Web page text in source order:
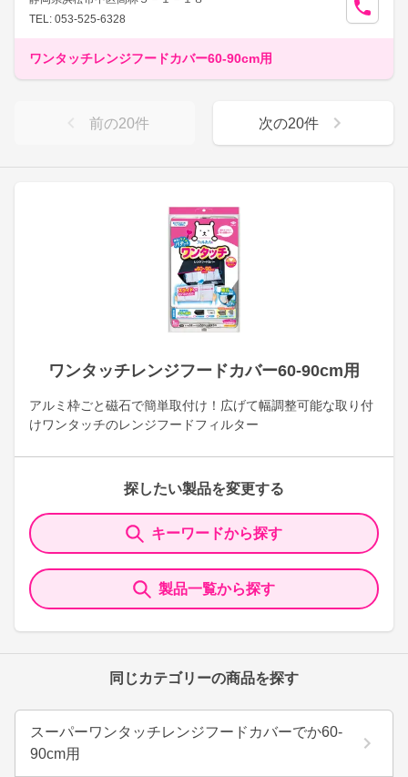
ワンタッチレンジフードカバー60-90cm用
アルミ枠ごと磁石で簡単取付け！広げて幅調整可能な取り付
けワンタッチのレンジフードフィルター
探したい製品を変更する
キーワードから探す
製品一覧から探す
同じカテゴリーの商品を探す
スーパーワンタッチレンジフードカバーでか60-
90cm用
TEL: 053-525-6328
ワンタッチレンジフードカバー60-90cm用
前の20件 次の20件